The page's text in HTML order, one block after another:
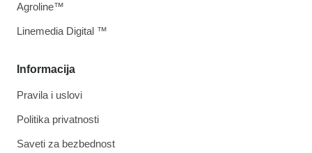
Informacija
Pravila i uslovi
Politika privatnosti
Saveti za bezbednost
Agroline™
Linemedia Digital ™